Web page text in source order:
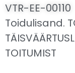
VTR-EE-00110
Toidulisand.
TOITUMIST